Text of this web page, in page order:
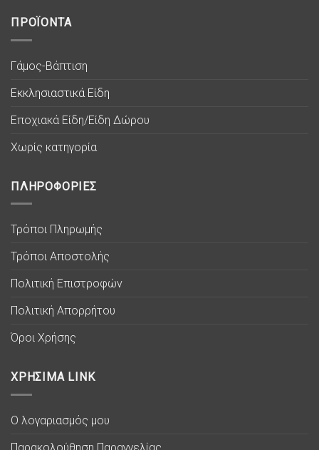
ΠΡΟΪΟΝΤΑ
Γάμος-Βάπτιση
Εκκλησιαστικά Είδη
Εποχιακά Είδη/Είδη Δώρου
Χωρίς κατηγορία
ΠΛΗΡΟΦΟΡΙΕΣ
Τρόποι Πληρωμής
Τρόποι Αποστολής
Πολιτική Επιστροφών
Πολιτική Απορρήτου
Όροι Χρήσης
ΧΡΗΣΙΜΑ LINK
Ο λογαριασμός μου